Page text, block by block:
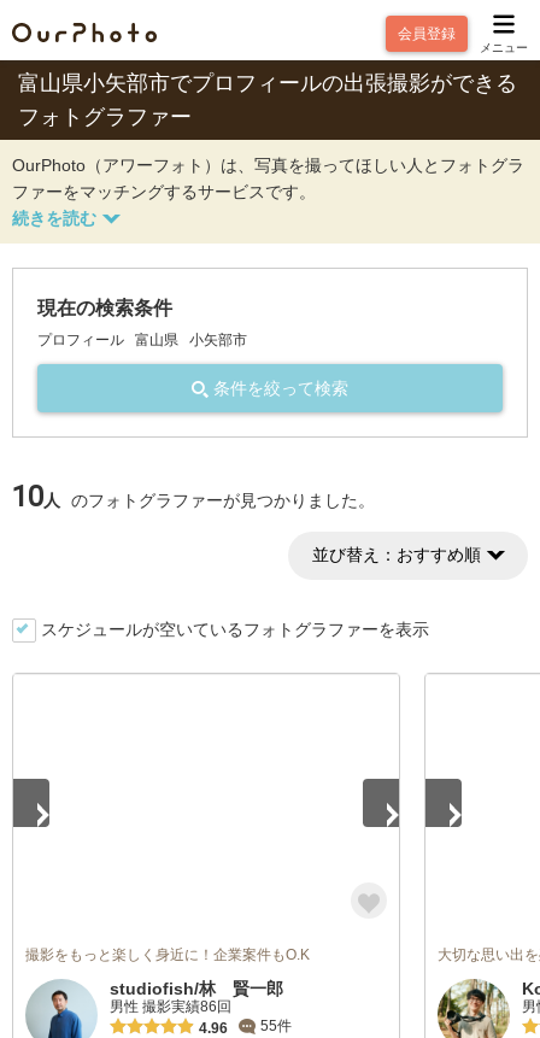
会員登録
メニュー
富山県小矢部市でプロフィールの出張撮影ができる
フォトグラファー
OurPhoto（アワーフォト）は、写真を撮ってほしい人とフォトグラ
ファーをマッチングするサービスです。
現在の検索条件
プロフィール 富山県 小矢部市
条件を絞って検索
10人 のフォトグラファーが見つかりました。
並び替え： おすすめ順
スケジュールが空いているフォトグラファーを表示
撮影をもっと楽しく身近に！企業案件もO.K
studiofish/林 賢一郎
男性 撮影実績86回
4.96
55件
大切な思い出